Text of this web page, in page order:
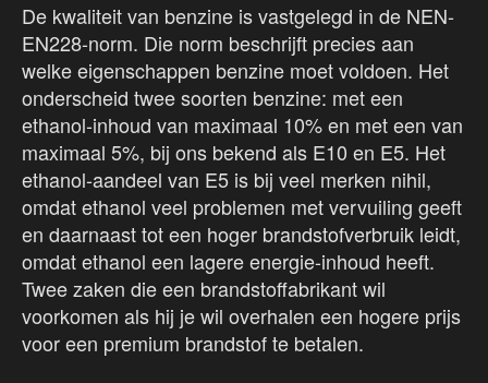
De kwaliteit van benzine is vastgelegd in de NEN-
EN228-norm. Die norm beschrijft precies aan
welke eigenschappen benzine moet voldoen. Het
onderscheid twee soorten benzine: met een
ethanol-inhoud van maximaal 10% en met een van
maximaal 5%, bij ons bekend als E10 en E5. Het
ethanol-aandeel van E5 is bij veel merken nihil,
omdat ethanol veel problemen met vervuiling geeft
en daarnaast tot een hoger brandstofverbruik leidt,
omdat ethanol een lagere energie-inhoud heeft.
Twee zaken die een brandstoffabrikant wil
voorkomen als hij je wil overhalen een hogere prijs
voor een premium brandstof te betalen.